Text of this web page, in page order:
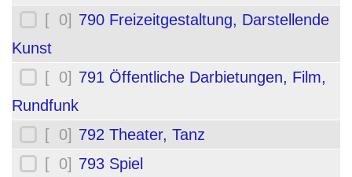
[ 0] 790 Freizeitgestaltung, Darstellende
Kunst
[ 0] 791 Öffentliche Darbietungen, Film,
Rundfunk
[ 0] 792 Theater, Tanz
[ 0] 793 Spiel